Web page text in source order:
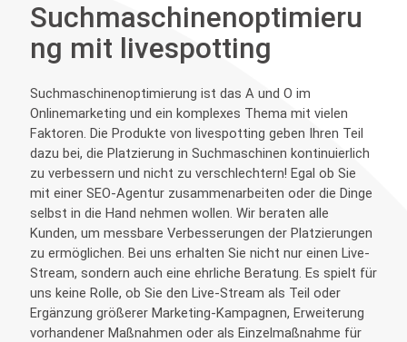
Suchmaschinenoptimieru
ng mit livespotting
Suchmaschinenoptimierung ist das A und O im
Onlinemarketing und ein komplexes Thema mit vielen
Faktoren. Die Produkte von livespotting geben Ihren Teil
dazu bei, die Platzierung in Suchmaschinen kontinuierlich
zu verbessern und nicht zu verschlechtern! Egal ob Sie
mit einer SEO-Agentur zusammenarbeiten oder die Dinge
selbst in die Hand nehmen wollen. Wir beraten alle
Kunden, um messbare Verbesserungen der Platzierungen
zu ermöglichen. Bei uns erhalten Sie nicht nur einen Live-
Stream, sondern auch eine ehrliche Beratung. Es spielt für
uns keine Rolle, ob Sie den Live-Stream als Teil oder
Ergänzung größerer Marketing-Kampagnen, Erweiterung
vorhandener Maßnahmen oder als Einzelmaßnahme für